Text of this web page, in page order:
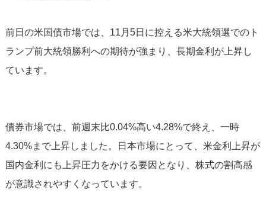
前日の米国債市場では、11月5日に控える米大統領選でのト
ランプ前大統領勝利への期待が強まり、長期金利が上昇し
ています。
債券市場では、前週末比0.04%高い4.28%で終え、一時
4.30%まで上昇しました。日本市場にとって、米金利上昇が
国内金利にも上昇圧力をかける要因となり、株式の割高感
が意識されやすくなっています。